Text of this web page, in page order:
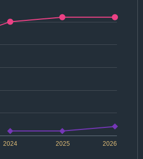
2024 2026
2025